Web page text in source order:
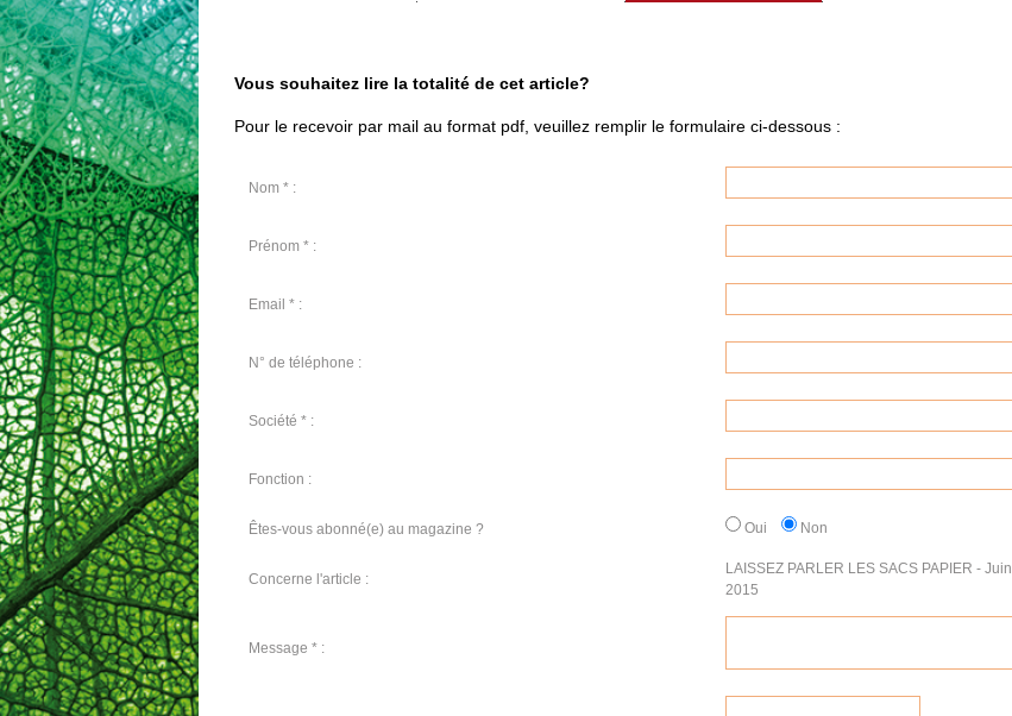
Vous souhaitez lire la totalité de cet article?
Pour le recevoir par mail au format pdf, veuillez remplir le formulaire ci-dessous :
Nom * :
Prénom * :
Email * :
N° de téléphone :
Société * :
Fonction :
Êtes-vous abonné(e) au magazine ? Oui Non
Concerne l'article :
LAISSEZ PARLER LES SACS PAPIER - Juin
2015
Message * :